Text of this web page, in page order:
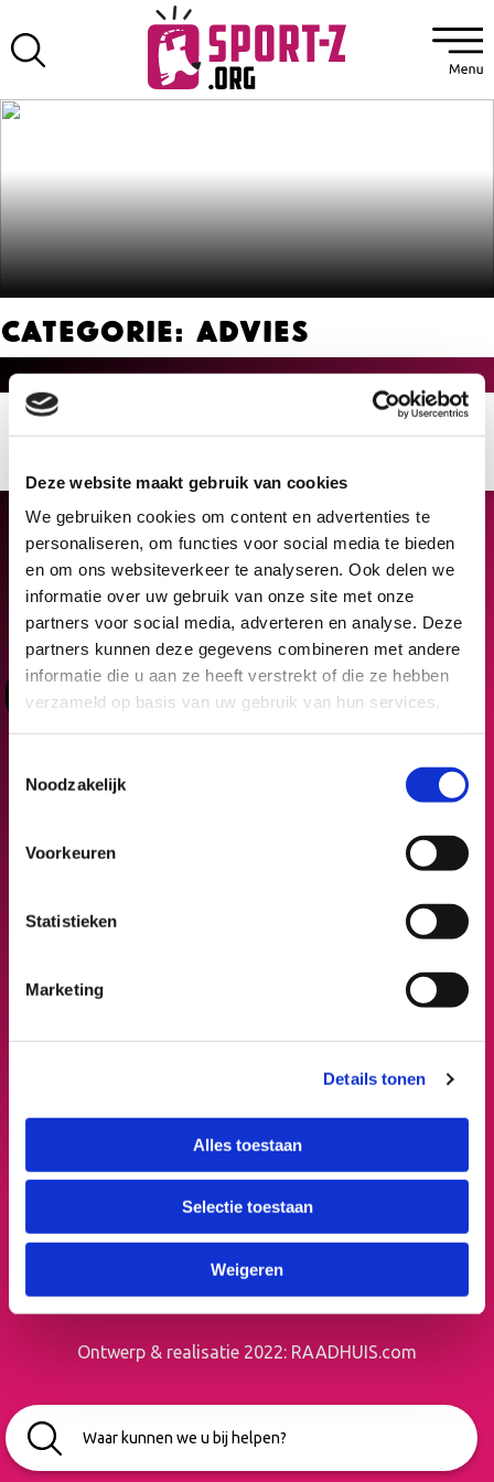
Deze website maakt gebruik van cookies
We gebruiken cookies om content en advertenties te
personaliseren, om functies voor social media te bieden
en om ons websiteverkeer te analyseren. Ook delen we
informatie over uw gebruik van onze site met onze
partners voor social media, adverteren en analyse. Deze
partners kunnen deze gegevens combineren met andere
informatie die u aan ze heeft verstrekt of die ze hebben
verzameld op basis van uw gebruik van hun services.
Noodzakelijk
Voorkeuren
Statistieken
Marketing
Details tonen
Alles toestaan
Selectie toestaan
Weigeren
Categorie: Advies
Deelnemers Organisaties
Algemene voorwaarden
Volg Sport-Z op Social Media
Ontwerp & realisatie 2022: RAADHUIS.com